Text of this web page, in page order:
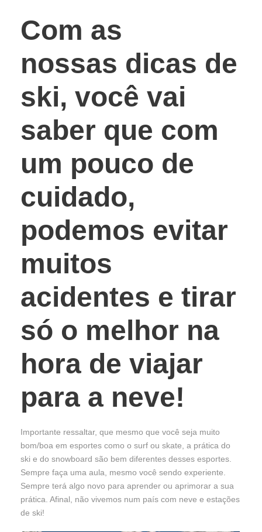
Com as
nossas dicas de
ski, você vai
saber que com
um pouco de
cuidado,
podemos evitar
muitos
acidentes e tirar
só o melhor na
hora de viajar
para a neve!
Importante ressaltar, que mesmo que você seja muito
bom/boa em esportes como o surf ou skate, a prática do
ski e do snowboard são bem diferentes desses esportes.
Sempre faça uma aula, mesmo você sendo experiente.
Sempre terá algo novo para aprender ou aprimorar a sua
prática. Afinal, não vivemos num país com neve e estações
de ski!